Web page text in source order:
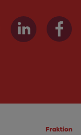
Fraktion